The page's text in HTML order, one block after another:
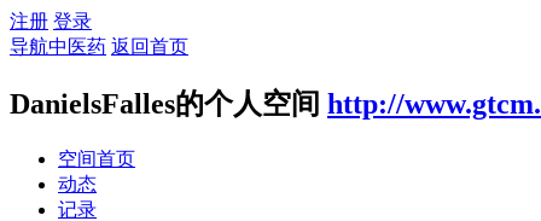
注册 登录
导航中医药 返回首页
DanielsFalles的个人空间 http://
空间首页
动态
记录